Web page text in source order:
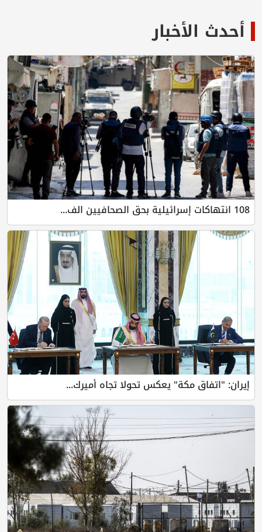
أحدث الأخبار
108 انتهاكات إسرائيلية بحق الصحافيين الف...
إيران: "اتفاق مكة" يعكس تحولا تجاه أميرك...